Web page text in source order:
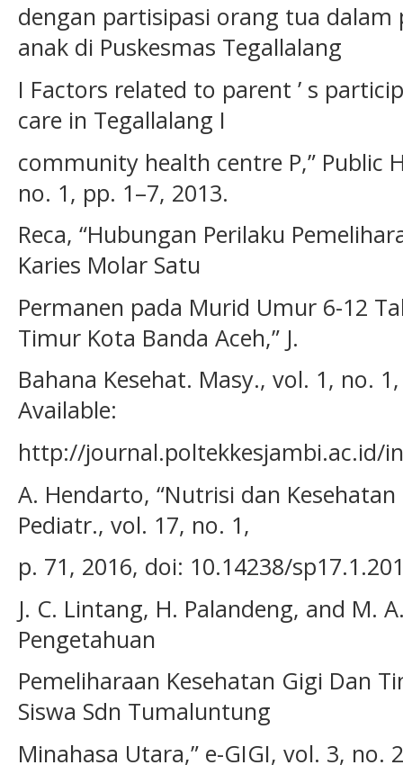
dengan partisipasi orang tua dalam
anak di Puskesmas Tegallalang
I Factors related to parent ’ s
care in Tegallalang I
community health centre P,” Public
no. 1, pp. 1–7, 2013.
Reca, “Hubungan Perilaku
Karies Molar Satu
Permanen pada Murid Umur 6-12
Timur Kota Banda Aceh,” J.
Bahana Kesehat. Masy., vol. 1, no.
Available:
http://journal.poltekkesjambi.ac.id/
A. Hendarto, “Nutrisi dan
Pediatr., vol. 17, no. 1,
p. 71, 2016, doi: 10.14238/
J. C. Lintang, H. Palandeng, and M.
Pengetahuan
Pemeliharaan Kesehatan Gigi Dan
Siswa Sdn Tumaluntung
Minahasa Utara,” e-GIGI, vol. 3, no.